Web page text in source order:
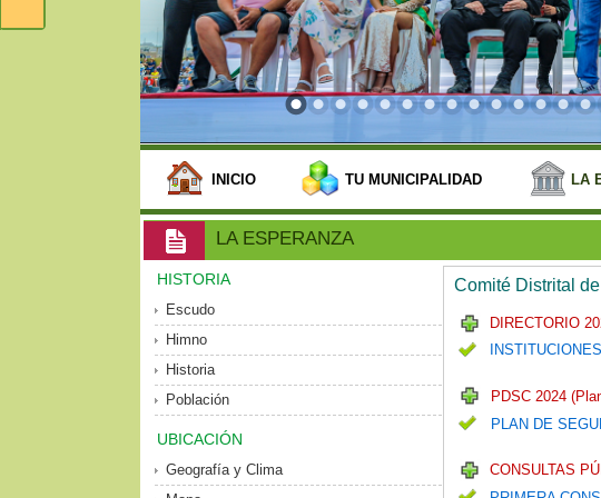
INICIO TU MUNICIPALIDAD LA
LA ESPERANZA
HISTORIA
Escudo
Himno
Historia
Población
UBICACIÓN
Geografía y Clima
Comité Distrital
DIRECTORIO
PDSC 2024
PLAN DE
CONSULTAS